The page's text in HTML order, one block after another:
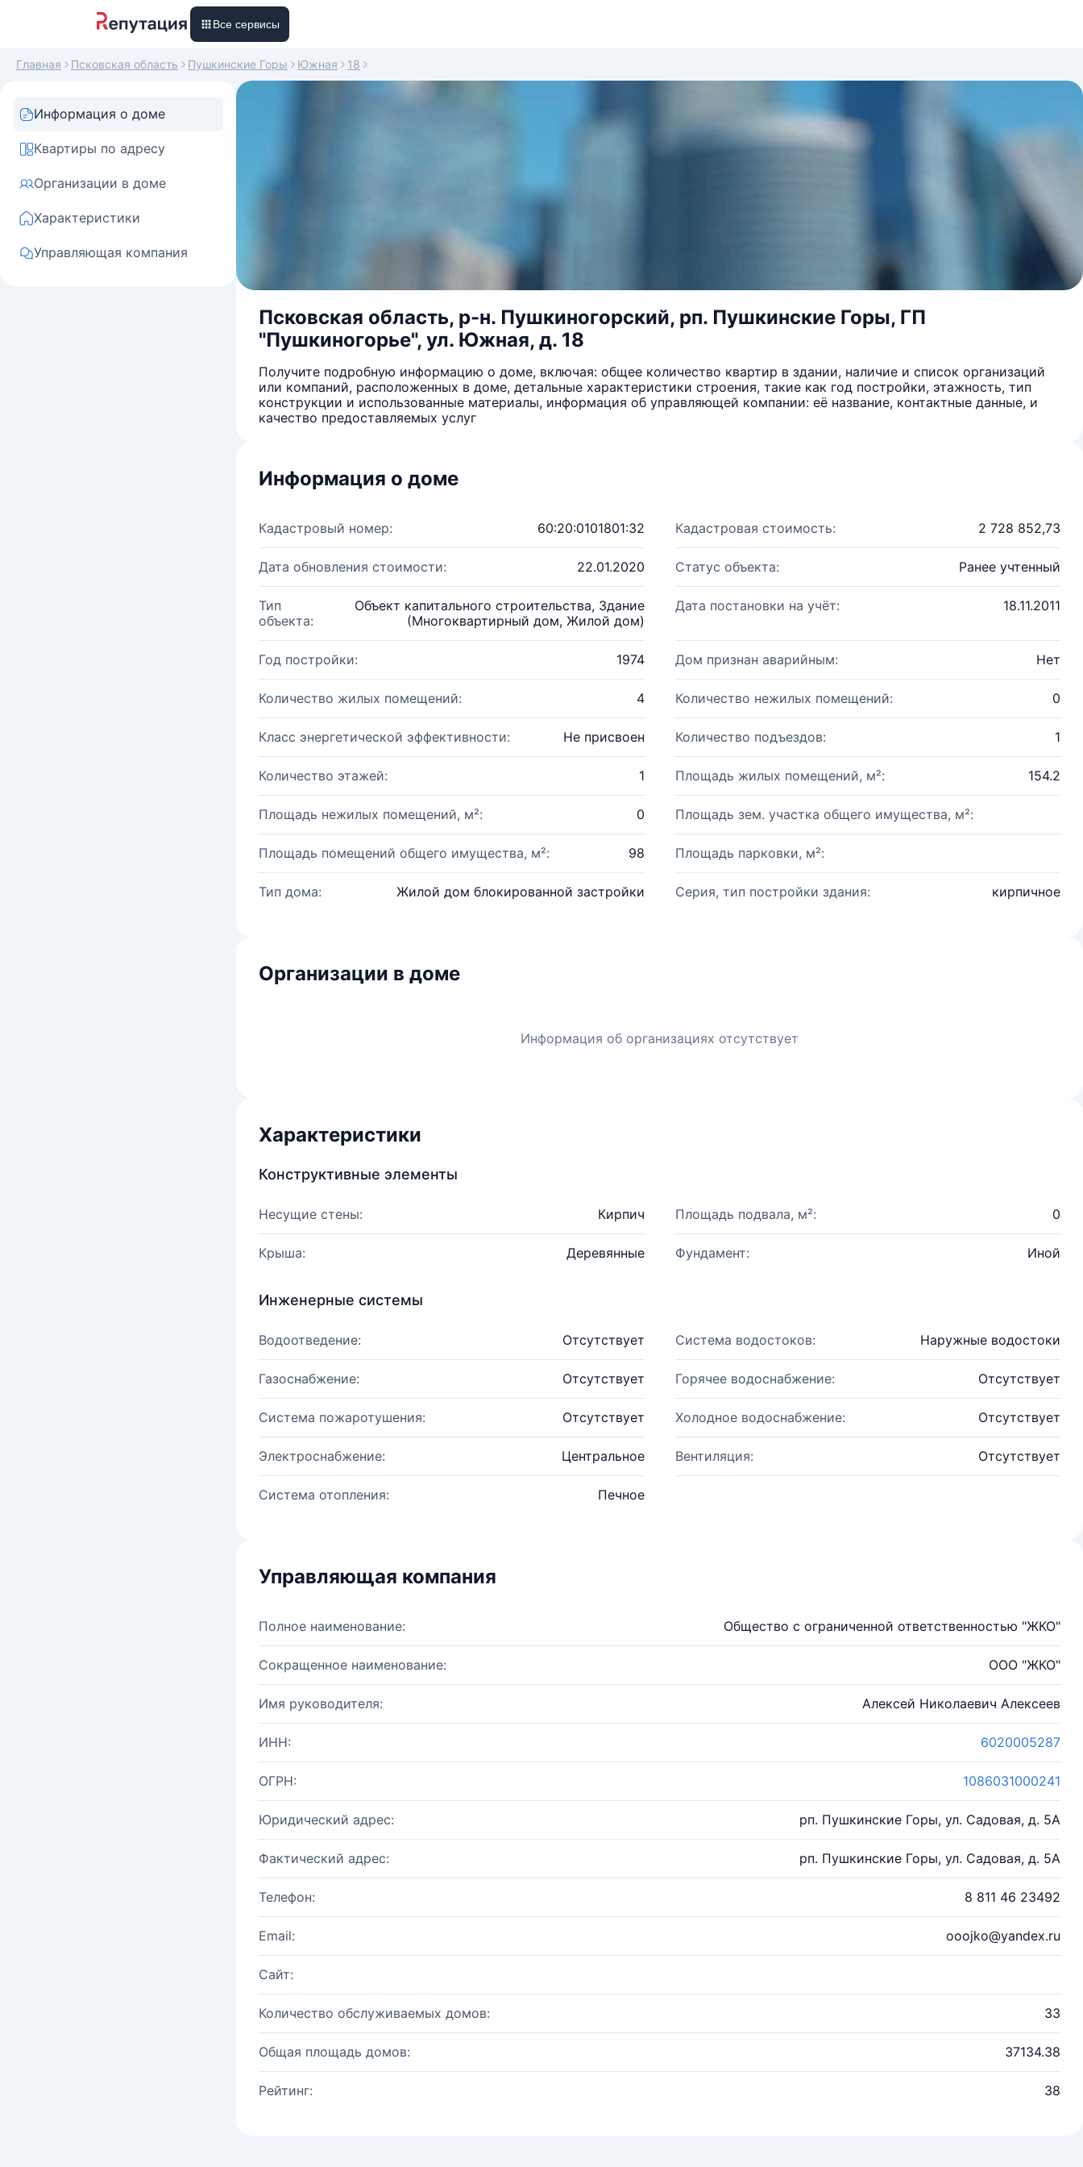
Все сервисы
Главная Псковская область Пушкинские Горы Южная 18
Информация о доме
Квартиры по адресу
Организации в доме
Характеристики
Управляющая компания
Псковская область, р-н. Пушкиногорский, рп. Пушкинские Горы, ГП
"Пушкиногорье", ул. Южная, д. 18
Получите подробную информацию о доме, включая: общее количество квартир в здании, наличие и список организаций
или компаний, расположенных в доме, детальные характеристики строения, такие как год постройки, этажность, тип
конструкции и использованные материалы, информация об управляющей компании: её название, контактные данные, и
качество предоставляемых услуг
Информация о доме
Кадастровый номер: 60:20:0101801:32 Кадастровая стоимость: 2 728 852,73
Дата обновления стоимости: 22.01.2020 Статус объекта: Ранее учтенный
Тип
объекта:
Объект капитального строительства, Здание
(Многоквартирный дом, Жилой дом)
Дата постановки на учёт: 18.11.2011
Год постройки: 1974 Дом признан аварийным: Нет
Количество жилых помещений: 4 Количество нежилых помещений: 0
Класс энергетической эффективности: Не присвоен Количество подъездов: 1
Количество этажей: 1 Площадь жилых помещений, м²: 154.2
Площадь нежилых помещений, м²: 0 Площадь зем. участка общего имущества, м²:
Площадь помещений общего имущества, м²: 98 Площадь парковки, м²:
Тип дома: Жилой дом блокированной застройки Серия, тип постройки здания: кирпичное
Организации в доме
Информация об организациях отсутствует
Характеристики
Конструктивные элементы
Несущие стены: Кирпич Площадь подвала, м²: 0
Крыша: Деревянные Фундамент: Иной
Инженерные системы
Водоотведение: Отсутствует Система водостоков: Наружные водостоки
Газоснабжение: Отсутствует Горячее водоснабжение: Отсутствует
Система пожаротушения: Отсутствует Холодное водоснабжение: Отсутствует
Электроснабжение: Центральное Вентиляция: Отсутствует
Система отопления: Печное
Управляющая компания
Полное наименование: Общество с ограниченной ответственностью "ЖКО"
Сокращенное наименование: ООО "ЖКО"
Имя руководителя: Алексей Николаевич Алексеев
ИНН: 6020005287
ОГРН: 1086031000241
Юридический адрес: рп. Пушкинские Горы, ул. Садовая, д. 5А
Фактический адрес: рп. Пушкинские Горы, ул. Садовая, д. 5А
Телефон: 8 811 46 23492
Email: ooojko@yandex.ru
Сайт:
Количество обслуживаемых домов: 33
Общая площадь домов: 37134.38
Рейтинг: 38